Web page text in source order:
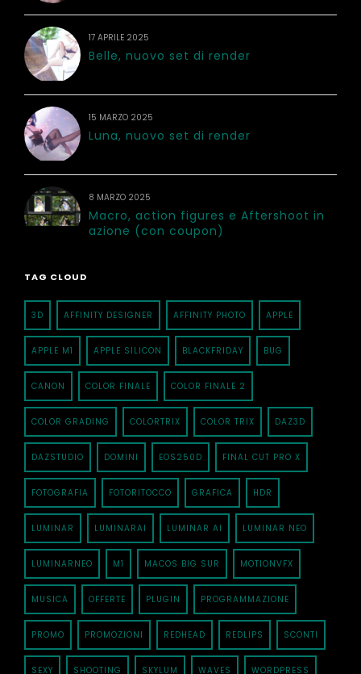
17 APRILE 2025
Belle, nuovo set di render
15 MARZO 2025
Luna, nuovo set di render
8 MARZO 2025
Macro, action figures e Aftershoot in
azione (con coupon)
TAG CLOUD
3D AFFINITY DESIGNER AFFINITY PHOTO APPLE
APPLE M1 APPLE SILICON BLACKFRIDAY BUG
CANON COLOR FINALE COLOR FINALE 2
COLOR GRADING COLORTRIX COLOR TRIX DAZ3D
DAZSTUDIO DOMINI EOS250D FINAL CUT PRO X
FOTOGRAFIA FOTORITOCCO GRAFICA HDR
LUMINAR LUMINARAI LUMINAR AI LUMINAR NEO
LUMINARNEO M1 MACOS BIG SUR MOTIONVFX
MUSICA OFFERTE PLUGIN PROGRAMMAZIONE
PROMO PROMOZIONI REDHEAD REDLIPS SCONTI
SEXY SHOOTING SKYLUM WAVES WORDPRESS